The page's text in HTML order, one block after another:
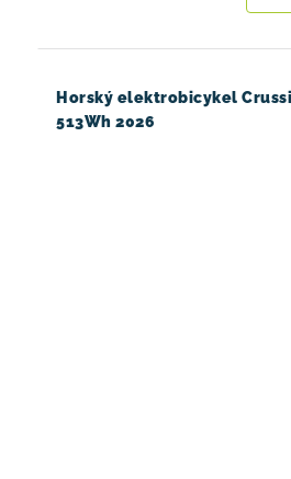
Horský elektrobicykel
513Wh 2026